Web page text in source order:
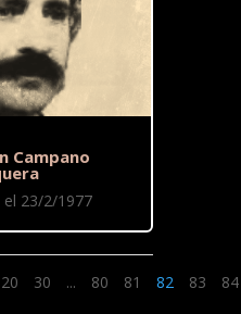
Campano
el 23/2/1977
20 30 ... 80 81 82 83 84